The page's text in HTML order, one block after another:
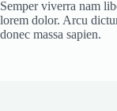
Semper viverra nam
lorem dolor. Arcu
donec massa sapien.